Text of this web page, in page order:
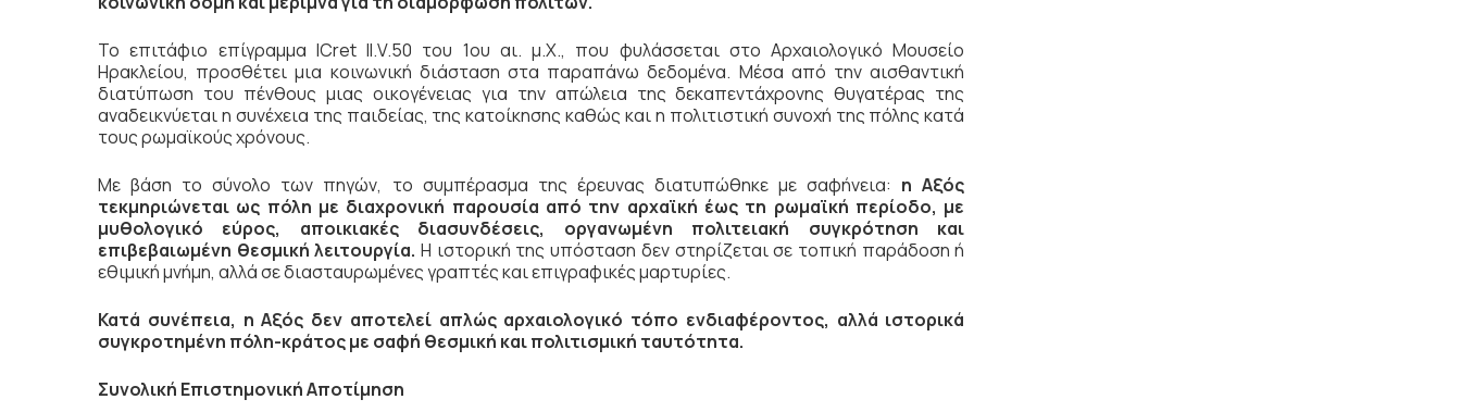
Το επιτάφιο επίγραμμα ICret II.V.50 του 1ου αι. μ.Χ., που φυλάσσεται στο Αρχαιολογικό Μουσείο
Ηρακλείου, προσθέτει μια κοινωνική διάσταση στα παραπάνω δεδομένα. Μέσα από την αισθαντική
διατύπωση του πένθους μιας οικογένειας για την απώλεια της δεκαπεντάχρονης θυγατέρας της
αναδεικνύεται η συνέχεια της παιδείας, της κατοίκησης καθώς και η πολιτιστική συνοχή της πόλης κατά
τους ρωμαϊκούς χρόνους.
Με βάση το σύνολο των πηγών, το συμπέρασμα της έρευνας διατυπώθηκε με σαφήνεια: η Αξός
τεκμηριώνεται ως πόλη με διαχρονική παρουσία από την αρχαϊκή έως τη ρωμαϊκή περίοδο, με
μυθολογικό εύρος, αποικιακές διασυνδέσεις, οργανωμένη πολιτειακή συγκρότηση και
επιβεβαιωμένη θεσμική λειτουργία. Η ιστορική της υπόσταση δεν στηρίζεται σε τοπική παράδοση ή
εθιμική μνήμη, αλλά σε διασταυρωμένες γραπτές και επιγραφικές μαρτυρίες.
Κατά συνέπεια, η Αξός δεν αποτελεί απλώς αρχαιολογικό τόπο ενδιαφέροντος, αλλά ιστορικά
συγκροτημένη πόλη-κράτος με σαφή θεσμική και πολιτισμική ταυτότητα.
Συνολική Επιστημονική Αποτίμηση